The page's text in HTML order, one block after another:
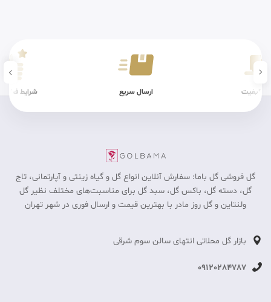
کیفیت ارسال سریع شرایط
گل فروشی گل باما: سفارش آنلاین انواع گل و گیاه زینتی و آپارتمانی، تاج
گل، دسته گل، باکس گل، سبد گل برای مناسبت‎‌های مختلف نظیر گل
ولنتاین و گل روز مادر با بهترین قیمت و ارسال فوری در شهر تهران
بازار گل محلاتی انتهای سالن سوم شرقی
09120284787